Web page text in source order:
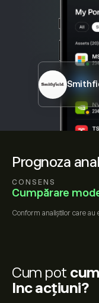
Prognoza
CONSENS
Cumpărare
Conform analiștilor care au
Cum pot
Inc acțiuni?